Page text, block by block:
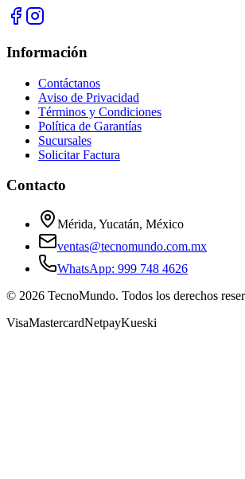
Información
Contáctanos
Aviso de Privacidad
Términos y Condiciones
Política de Garantías
Sucursales
Solicitar Factura
Contacto
Mérida, Yucatán, México
ventas@tecnomundo.com.mx
WhatsApp: 999 748 4626
© 2026 TecnoMundo. Todos los derechos
VisaMastercardNetpayKueski